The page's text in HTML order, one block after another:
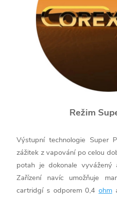
Režim
Výstupní technologie Super
zážitek z vapování po celou
potah je dokonale vyvážený
Zařízení navíc umožňuje
cartridgí s odporem 0,4 ohm